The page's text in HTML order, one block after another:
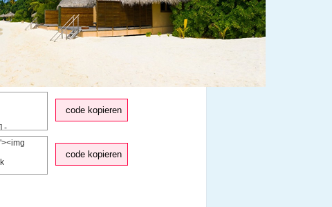
code kopieren
code kopieren